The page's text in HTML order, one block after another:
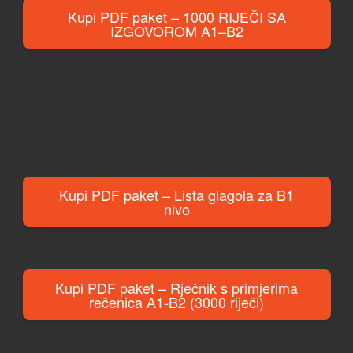
Kupi PDF paket – 1000 RIJEČI SA
IZGOVOROM A1–B2
Kupi PDF paket – Lista glagola za B1
nivo
Kupi PDF paket – Rječnik s primjerima
rečenica A1-B2 (3000 riječi)